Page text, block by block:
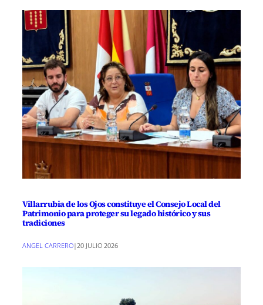
Villarrubia de los Ojos constituye el Consejo Local del
Patrimonio para proteger su legado histórico y sus
tradiciones
ANGEL CARRERO| 20 JULIO 2026